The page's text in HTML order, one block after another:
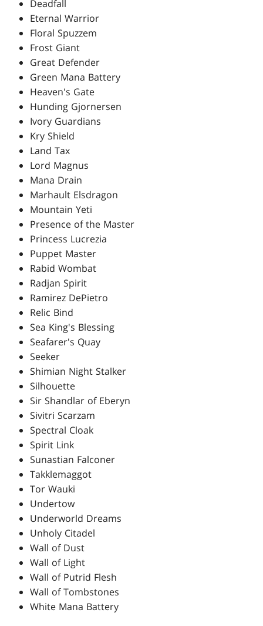
Deadfall
Eternal Warrior
Floral Spuzzem
Frost Giant
Great Defender
Green Mana Battery
Heaven's Gate
Hunding Gjornersen
Ivory Guardians
Kry Shield
Land Tax
Lord Magnus
Mana Drain
Marhault Elsdragon
Mountain Yeti
Presence of the Master
Princess Lucrezia
Puppet Master
Rabid Wombat
Radjan Spirit
Ramirez DePietro
Relic Bind
Sea King's Blessing
Seafarer's Quay
Seeker
Shimian Night Stalker
Silhouette
Sir Shandlar of Eberyn
Sivitri Scarzam
Spectral Cloak
Spirit Link
Sunastian Falconer
Takklemaggot
Tor Wauki
Undertow
Underworld Dreams
Unholy Citadel
Wall of Dust
Wall of Light
Wall of Putrid Flesh
Wall of Tombstones
White Mana Battery